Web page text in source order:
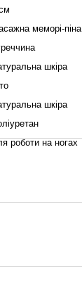
меморі-піна
шкіра
шкіра
роботи на ногах